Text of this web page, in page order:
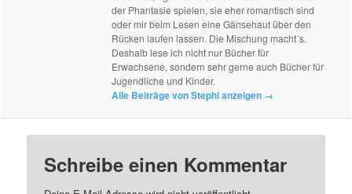
der Phantasie spielen, sie eher romantisch sind
oder mir beim Lesen eine Gänsehaut über den
Rücken laufen lassen. Die Mischung macht´s.
Deshalb lese ich nicht nur Bücher für
Erwachsene, sondern sehr gerne auch Bücher für
Jugendliche und Kinder.
Alle Beiträge von Stephi anzeigen →
Schreibe einen Kommentar